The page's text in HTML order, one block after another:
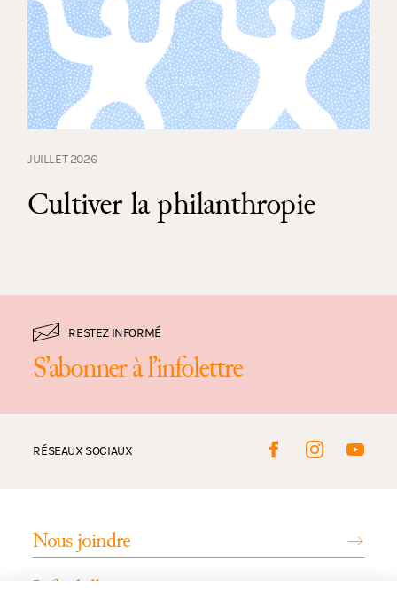
JUILLET 2026
Cultiver la philanthropie
RESTEZ INFORMÉ
S’abonner à l’infolettre
RÉSEAUX SOCIAUX
Nous joindre
Infos billetterie